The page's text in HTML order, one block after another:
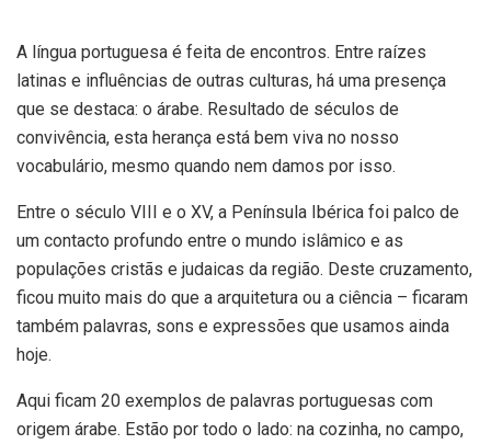
A língua portuguesa é feita de encontros. Entre raízes
latinas e influências de outras culturas, há uma presença
que se destaca: o árabe. Resultado de séculos de
convivência, esta herança está bem viva no nosso
vocabulário, mesmo quando nem damos por isso.
Entre o século VIII e o XV, a Península Ibérica foi palco de
um contacto profundo entre o mundo islâmico e as
populações cristãs e judaicas da região. Deste cruzamento,
ficou muito mais do que a arquitetura ou a ciência – ficaram
também palavras, sons e expressões que usamos ainda
hoje.
Aqui ficam 20 exemplos de palavras portuguesas com
origem árabe. Estão por todo o lado: na cozinha, no campo,